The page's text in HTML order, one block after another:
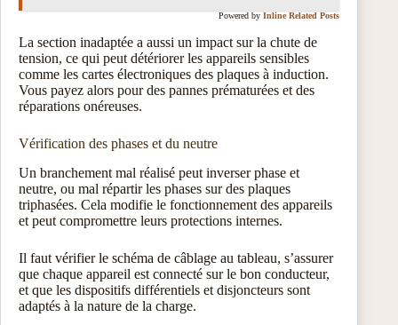
Powered by Inline Related Posts
La section inadaptée a aussi un impact sur la chute de
tension, ce qui peut détériorer les appareils sensibles
comme les cartes électroniques des plaques à induction.
Vous payez alors pour des pannes prématurées et des
réparations onéreuses.
Vérification des phases et du neutre
Un branchement mal réalisé peut inverser phase et
neutre, ou mal répartir les phases sur des plaques
triphasées. Cela modifie le fonctionnement des appareils
et peut compromettre leurs protections internes.
Il faut vérifier le schéma de câblage au tableau, s’assurer
que chaque appareil est connecté sur le bon conducteur,
et que les dispositifs différentiels et disjoncteurs sont
adaptés à la nature de la charge.